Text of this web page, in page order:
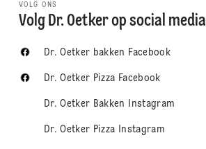
VOLG ONS
Volg Dr. Oetker op social media
Dr. Oetker bakken Facebook
Dr. Oetker Pizza Facebook
Dr. Oetker Bakken Instagram
Dr. Oetker Pizza Instagram